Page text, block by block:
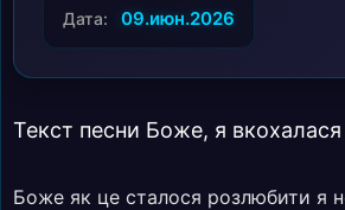
Дата: 09.июн.2026
Текст песни Боже, я вкохалася
Боже як це сталося розлюбити я